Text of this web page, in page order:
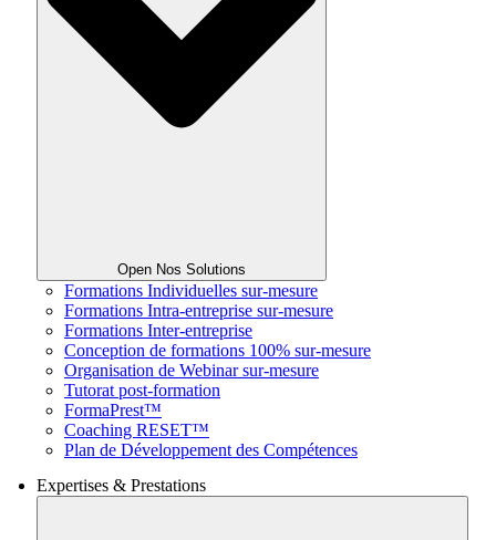
Open Nos Solutions
Formations Individuelles sur-mesure
Formations Intra-entreprise sur-mesure
Formations Inter-entreprise
Conception de formations 100% sur-mesure
Organisation de Webinar sur-mesure
Tutorat post-formation
FormaPrest™
Coaching RESET™
Plan de Développement des Compétences
Expertises & Prestations